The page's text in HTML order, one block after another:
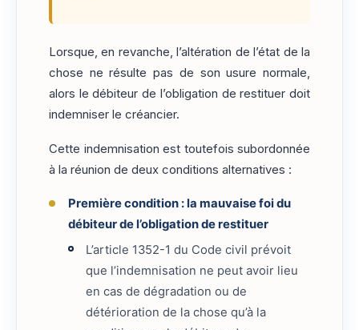
Lorsque, en revanche, l’altération de l’état de la
chose ne résulte pas de son usure normale,
alors le débiteur de l’obligation de restituer doit
indemniser le créancier.
Cette indemnisation est toutefois subordonnée
à la réunion de deux conditions alternatives :
Première condition : la mauvaise foi du
débiteur de l’obligation de restituer
L’article 1352-1 du Code civil prévoit
que l’indemnisation ne peut avoir lieu
en cas de dégradation ou de
détérioration de la chose qu’à la